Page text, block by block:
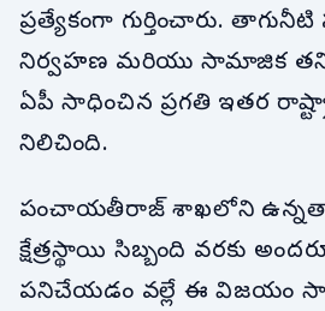
ప్రత్యేకంగా గుర్తించారు.
నిర్వహణ మరియు సామాజిక
ఏపీ సాధించిన ప్రగతి ఇతర
నిలిచింది.
పంచాయతీరాజ్ శాఖలోని
క్షేత్రస్థాయి సిబ్బంది వరకు
పనిచేయడం వల్లే ఈ విజయం